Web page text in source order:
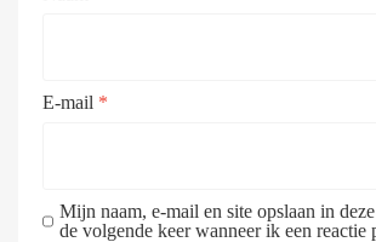
E-mail *
Mijn naam, e-mail en site opslaan in
de volgende keer wanneer ik een reactie